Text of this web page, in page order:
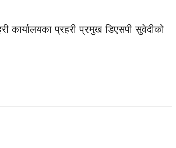
प्रहरी प्रमुख डिएसपी सुवेदीको